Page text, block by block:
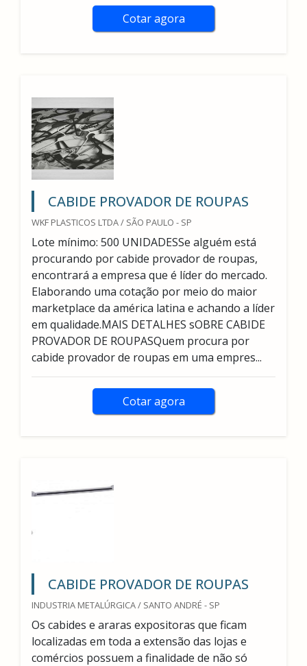
Cotar agora
CABIDE PROVADOR DE ROUPAS
WKF PLASTICOS LTDA / SÃO PAULO - SP
Lote mínimo: 500 UNIDADESSe alguém está
procurando por cabide provador de roupas,
encontrará a empresa que é líder do mercado.
Elaborando uma cotação por meio do maior
marketplace da américa latina e achando a líder
em qualidade.MAIS DETALHES sOBRE CABIDE
PROVADOR DE ROUPASQuem procura por
cabide provador de roupas em uma empres...
Cotar agora
CABIDE PROVADOR DE ROUPAS
INDUSTRIA METALÚRGICA / SANTO ANDRÉ - SP
Os cabides e araras expositoras que ficam
localizadas em toda a extensão das lojas e
comércios possuem a finalidade de não só